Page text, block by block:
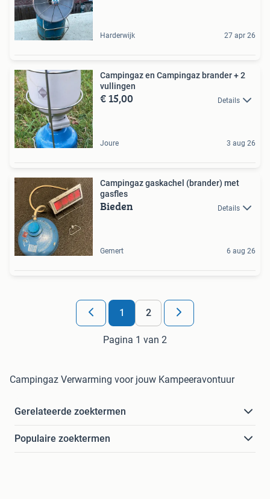
Harderwijk 27 apr 26
Campingaz en Campingaz brander + 2
vullingen
€ 15,00 Details
Joure 3 aug 26
Campingaz gaskachel (brander) met
gasfles
Bieden Details
Gemert 6 aug 26
1 2
Pagina 1 van 2
Campingaz Verwarming voor jouw Kampeeravontuur
Gerelateerde zoektermen
Populaire zoektermen